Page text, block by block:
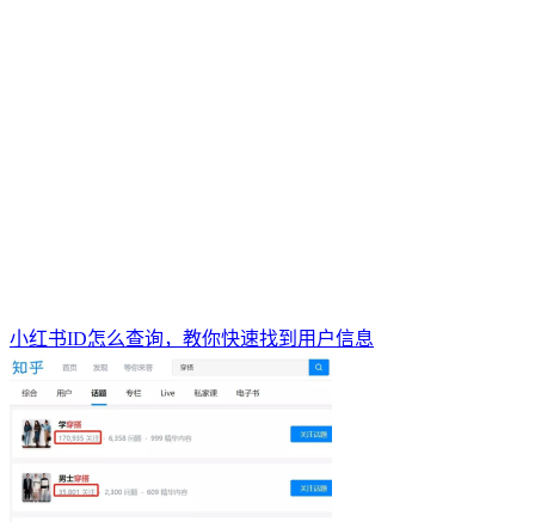
小红书ID怎么查询，教你快速找到用户信息